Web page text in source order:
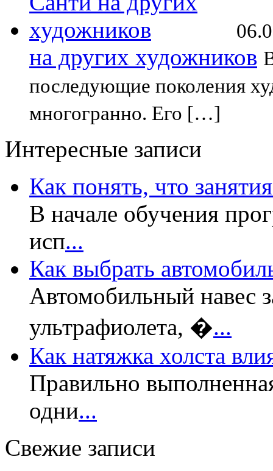
на других художников
последующие поколения
многогранно. Его […]
Интересные записи
Как понять, что
В начале обучения
исп...
Как выбрать
Автомобильный навес
ультрафиолета, �...
Как натяжка холста
Правильно
одни...
Свежие записи